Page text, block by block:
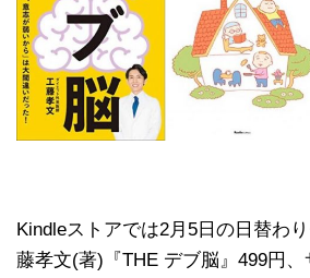
Kindleストアでは2月5日の日替わ
藤孝文(著)『THE デブ脳』499円